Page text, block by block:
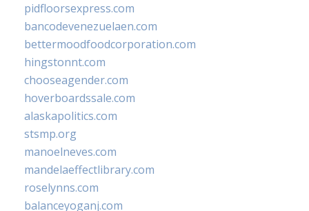
pidfloorsexpress.com
bancodevenezuelaen.com
bettermoodfoodcorporation.com
hingstonnt.com
chooseagender.com
hoverboardssale.com
alaskapolitics.com
stsmp.org
manoelneves.com
mandelaeffectlibrary.com
roselynns.com
balanceyoganj.com